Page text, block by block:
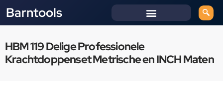
Barntools
HBM 119 Delige Professionele
Krachtdoppenset Metrische en INCH Maten